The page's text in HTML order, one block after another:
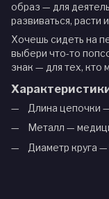
образ — для
развиваться, расти
Хочешь сидеть на
выбери что-то
знак — для тех, кто
Длина цепочки
Металл —
Диаметр круга